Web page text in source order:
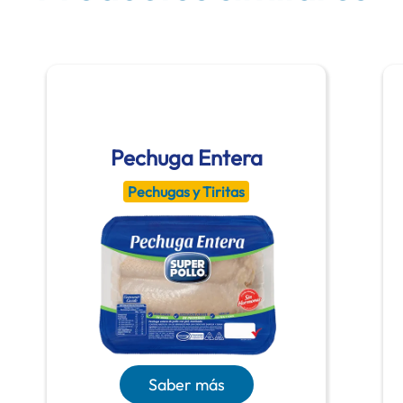
Pechuga Entera
Pechugas y Tiritas
Saber más